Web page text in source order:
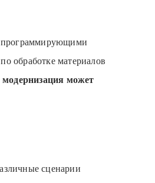
программирующими
обработке материалов
может
сценарии